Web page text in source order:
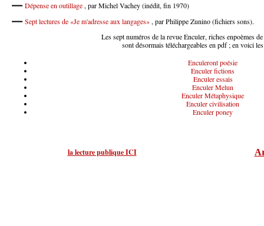
Dépense en outillage , par Michel Vachey (inédit, fin 1970)
Sept lectures de «Je m'adresse aux langages» , par Philippe Zunino (fichiers sons).
Les sept numéros de la revue Enculer, riches enpoèmes
sont désormais téléchargeables en pdf ; en voici
Enculeront poésie
Enculer fictions
Enculer essais
Enculer Melun
Enculer Métaphysique
Enculer civilisation
Enculer poney
la lecture publique ICI